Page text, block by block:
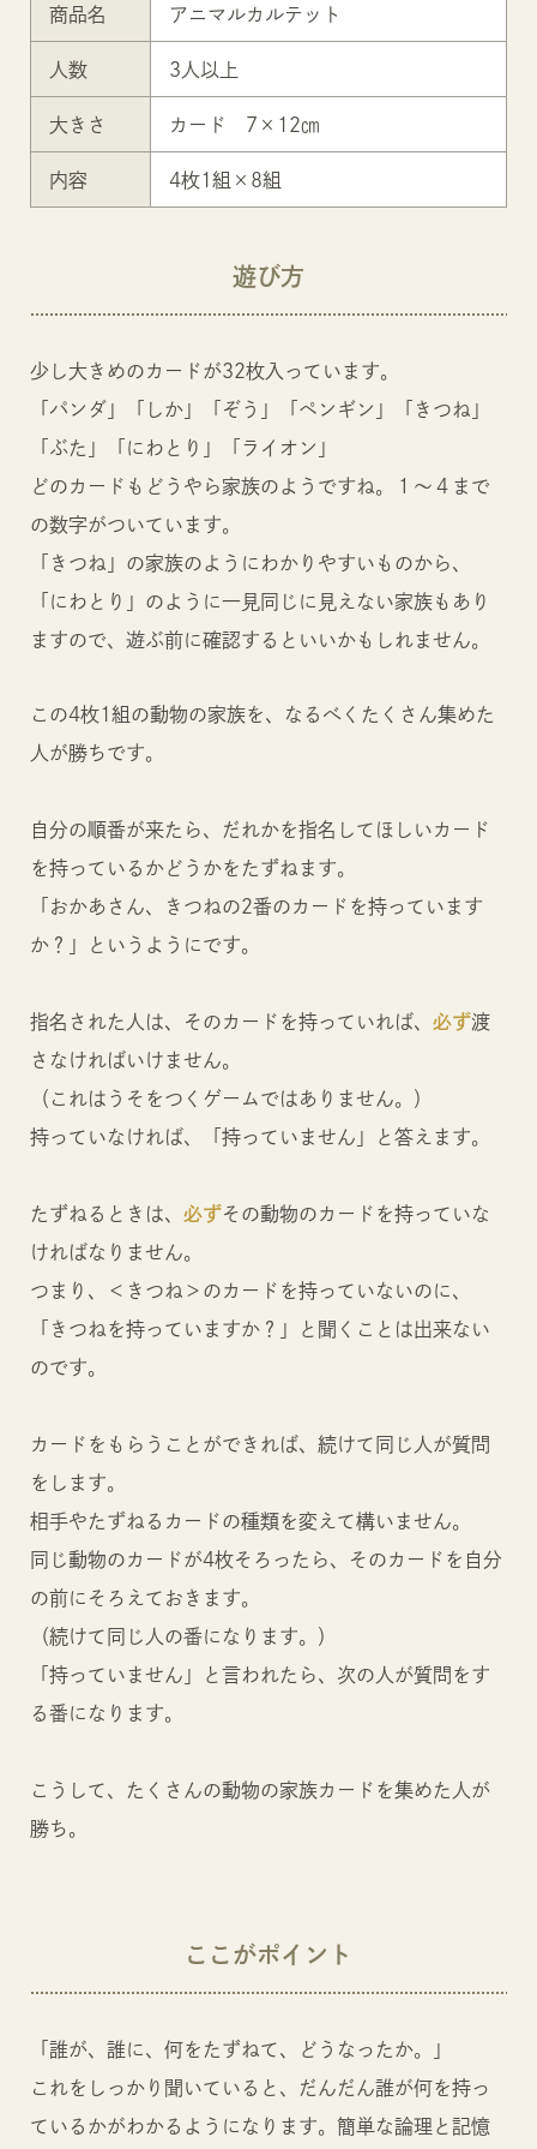
商品名 アニマルカルテット
人数 3人以上
大きさ カード 7×12㎝
内容 4枚1組×8組
遊び方
少し大きめのカードが32枚入っています。
「パンダ」「しか」「ぞう」「ペンギン」「きつね」
「ぶた」「にわとり」「ライオン」
どのカードもどうやら家族のようですね。１～４まで
の数字がついています。
「きつね」の家族のようにわかりやすいものから、
「にわとり」のように一見同じに見えない家族もあり
ますので、遊ぶ前に確認するといいかもしれません。
この4枚1組の動物の家族を、なるべくたくさん集めた
人が勝ちです。
自分の順番が来たら、だれかを指名してほしいカード
を持っているかどうかをたずねます。
「おかあさん、きつねの2番のカードを持っています
か？」というようにです。
指名された人は、そのカードを持っていれば、 必ず渡
さなければいけません。
（これはうそをつくゲームではありません。）
持っていなければ、「持っていません」と答えます。
たずねるときは、 必ずその動物のカードを持っていな
ければなりません。
つまり、＜きつね＞のカードを持っていないのに、
「きつねを持っていますか？」と聞くことは出来ない
のです。
カードをもらうことができれば、続けて同じ人が質問
をします。
相手やたずねるカードの種類を変えて構いません。
同じ動物のカードが4枚そろったら、そのカードを自分
の前にそろえておきます。
（続けて同じ人の番になります。）
「持っていません」と言われたら、次の人が質問をす
る番になります。
こうして、たくさんの動物の家族カードを集めた人が
勝ち。
ここがポイント
「誰が、誰に、何をたずねて、どうなったか。」
これをしっかり聞いていると、だんだん誰が何を持っ
ているかがわかるようになります。簡単な論理と記憶